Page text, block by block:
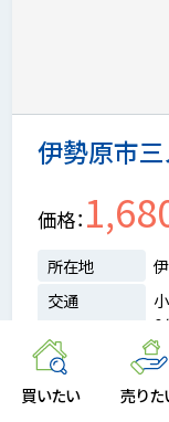
買いたい 売りた
伊勢原市三
価格
所在地
交通
6
土地面積
建ぺい率